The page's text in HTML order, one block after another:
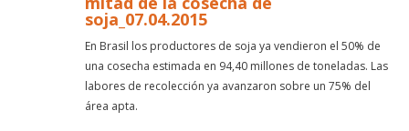
soja_07.04.2015
En Brasil los productores de soja ya vendieron el 50% de
una cosecha estimada en 94,40 millones de toneladas. Las
labores de recolección ya avanzaron sobre un 75% del
área apta.